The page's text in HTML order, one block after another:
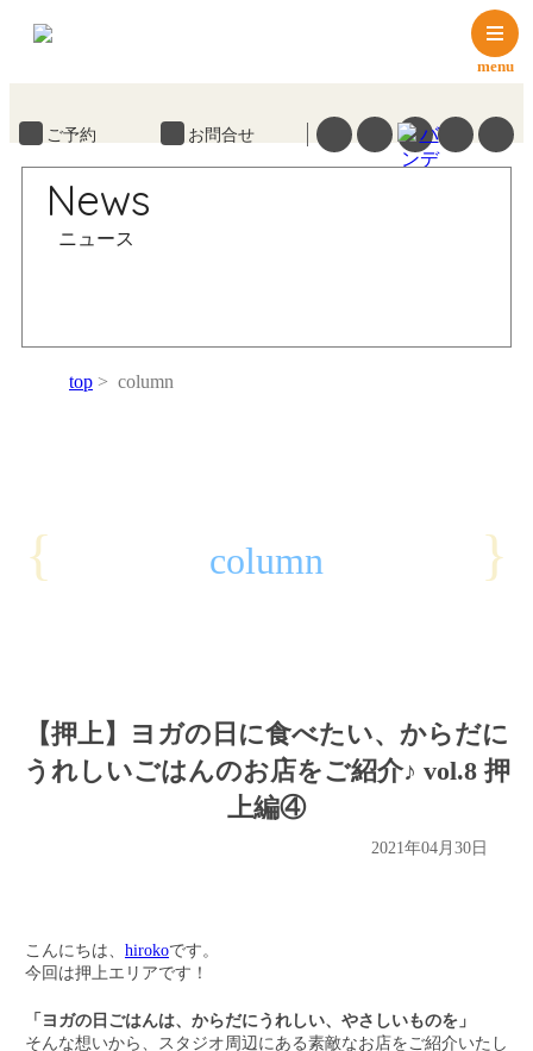
menu
ご予約 お問合せ
News
ニュース
top column
{ column }
【押上】ヨガの日に食べたい、からだに
うれしいごはんのお店をご紹介♪ vol.8 押
上編④
2021年04月30日
こんにちは、 hirokoです。
今回は押上エリアです！
「ヨガの日ごはんは、からだにうれしい、やさしいものを」
そんな想いから、スタジオ周辺にある素敵なお店をご紹介いたし